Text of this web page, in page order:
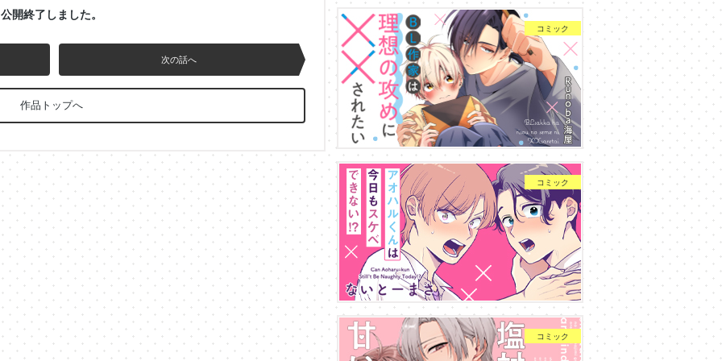
公開終了しました。
次の話へ
作品トップへ
コミック
コミック
コミック